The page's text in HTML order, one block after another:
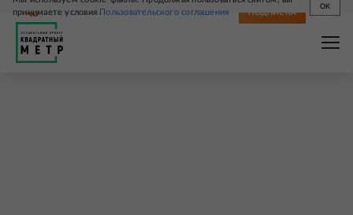
принимаете условия Пользовательского соглашения
OK
СВЕЖИЙ НОМЕР ПОДПИСКА